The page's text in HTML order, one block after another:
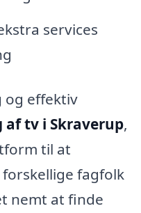
services
og effektiv
tv i Skraverup,
til at
fagfolk
nemt at finde